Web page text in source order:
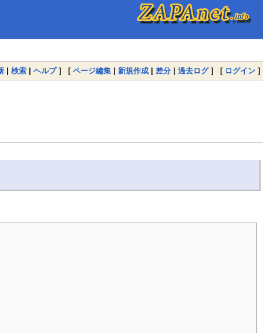
| 検索 | ヘルプ] [ ページ編集 | 新規作成 | 差分 | 過去ログ] [ ログイン ]